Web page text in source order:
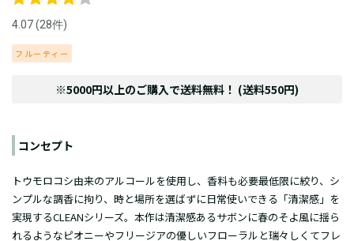
4.07 (28件)
フルーティー
※5000円以上のご購入で送料無料！ (送料550円)
コンセプト
トウモロコシ由来のアルコールを使用し、香料も必要最低限に絞り、シ
ンプルな調香に拘り、時と場所を選ばずに日常使いできる「清潔感」を
実現するCLEANシリーズ。本作は清潔感あるサボンに春のそよ風に揺ら
れるようなピオニーやフリージアの優しいフローラルと瑞々しくてフレ